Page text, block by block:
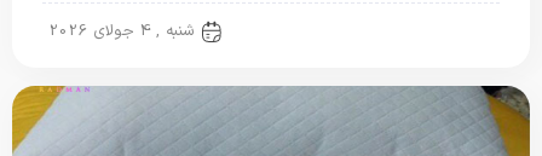
شنبه , 4 جولای 2026